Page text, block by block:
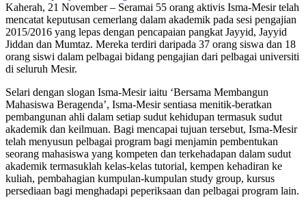
Kaherah, 21 November – Seramai 55 orang aktivis Isma-Mesir telah
mencatat keputusan cemerlang dalam akademik pada sesi pengajian
2015/2016 yang lepas dengan pencapaian pangkat Jayyid, Jayyid
Jiddan dan Mumtaz. Mereka terdiri daripada 37 orang siswa dan 18
orang siswi dalam pelbagai bidang pengajian dari pelbagai universiti
di seluruh Mesir.
Selari dengan slogan Isma-Mesir iaitu ‘Bersama Membangun
Mahasiswa Beragenda’, Isma-Mesir sentiasa menitik-beratkan
pembangunan ahli dalam setiap sudut kehidupan termasuk sudut
akademik dan keilmuan. Bagi mencapai tujuan tersebut, Isma-Mesir
telah menyusun pelbagai program bagi menjamin pembentukan
seorang mahasiswa yang kompeten dan terkehadapan dalam sudut
akademik termasuklah kelas-kelas tutorial, kempen kehadiran ke
kuliah, pembahagian kumpulan-kumpulan study group, kursus
persediaan bagi menghadapi peperiksaan dan pelbagai program lain.